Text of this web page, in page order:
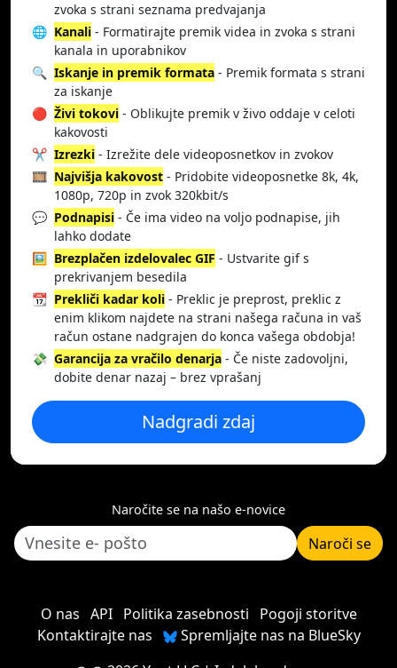
zvoka s strani seznama predvajanja
🌐 Kanali - Formatirajte premik videa in zvoka s strani
kanala in uporabnikov
🔍 Iskanje in premik formata - Premik formata s strani
za iskanje
🔴 Živi tokovi - Oblikujte premik v živo oddaje v celoti
kakovosti
✂️ Izrezki - Izrežite dele videoposnetkov in zvokov
🎞️ Najvišja kakovost - Pridobite videoposnetke 8k, 4k,
1080p, 720p in zvok 320kbit/s
💬 Podnapisi - Če ima video na voljo podnapise, jih
lahko dodate
🖼️ Brezplačen izdelovalec GIF - Ustvarite gif s
prekrivanjem besedila
📆 Prekliči kadar koli - Preklic je preprost, preklic z
enim klikom najdete na strani našega računa in vaš
račun ostane nadgrajen do konca vašega obdobja!
💸 Garancija za vračilo denarja - Če niste zadovoljni,
dobite denar nazaj – brez vprašanj
Nadgradi zdaj
Naročite se na našo e-novice
Naroči se
O nas API Politika zasebnosti
Pogoji storitve
Kontaktirajte nas
Spremljajte nas na BlueSky